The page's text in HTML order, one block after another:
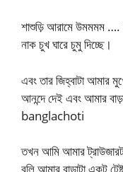
শাশুড়ি আরামে উমমমম ….
নাক চুখ ঘারে চুমু দিচ্ছে।
এবং তার জিহ্বাটা আমার
আনন্দে দেই এবং আমার
banglachoti
তখন আমি আমার